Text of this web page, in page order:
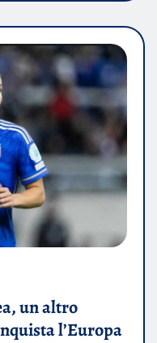
un altro
l’Europa